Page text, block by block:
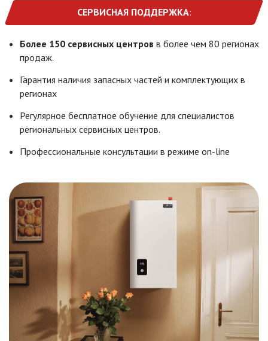
СЕРВИСНАЯ ПОДДЕРЖКА:
Более 150 сервисных центров в более чем 80 регионах
продаж.
Гарантия наличия запасных частей и комплектующих в
регионах
Регулярное бесплатное обучение для специалистов
региональных сервисных центров.
Профессиональные консультации в режиме on-line